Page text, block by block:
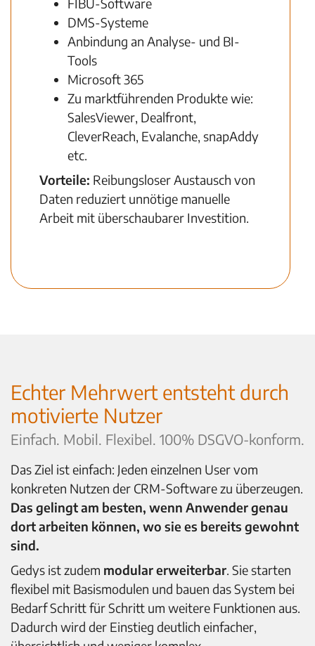
DMS-Systeme
Anbindung an Analyse- und BI-
Tools
Microsoft 365
Zu marktführenden Produkte wie:
SalesViewer, Dealfront,
CleverReach, Evalanche, snapAddy
etc.
Vorteile: Reibungsloser Austausch von
Daten reduziert unnötige manuelle
Arbeit mit überschaubarer Investition.
Echter Mehrwert entsteht durch
motivierte Nutzer
Einfach. Mobil. Flexibel. 100% DSGVO-konform.
Das Ziel ist einfach: Jeden einzelnen User vom
konkreten Nutzen der CRM-Software zu überzeugen.
Das gelingt am besten, wenn Anwender genau
dort arbeiten können, wo sie es bereits gewohnt
sind.
Gedys ist zudem modular erweiterbar. Sie starten
flexibel mit Basismodulen und bauen das System bei
Bedarf Schritt für Schritt um weitere Funktionen aus.
Dadurch wird der Einstieg deutlich einfacher,